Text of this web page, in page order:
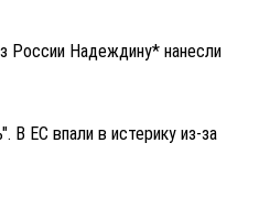
России Надеждину* нанесли
В ЕС впали в истерику из-за